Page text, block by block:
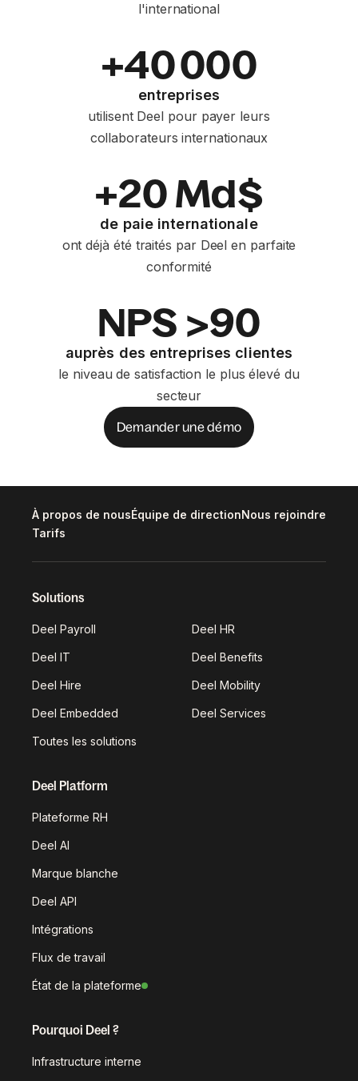
l'international
+40 000
entreprises
utilisent Deel pour payer leurs
collaborateurs internationaux
+20 Md$
de paie internationale
ont déjà été traités par Deel en parfaite
conformité
NPS >90
auprès des entreprises clientes
le niveau de satisfaction le plus élevé du
secteur
Demander une démo
À propos de nousÉquipe de directionNous rejoindre
Tarifs
Solutions
Deel Payroll Deel HR
Deel IT Deel Benefits
Deel Hire Deel Mobility
Deel Embedded Deel Services
Toutes les solutions
Deel Platform
Plateforme RH
Deel AI
Marque blanche
Deel API
Intégrations
Flux de travail
État de la plateforme
Pourquoi Deel ?
Infrastructure interne